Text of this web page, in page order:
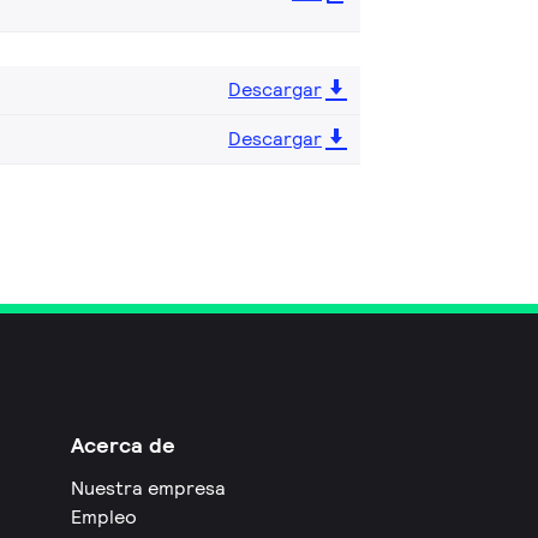
Descargar
Descargar
Acerca de
Nuestra empresa
Empleo